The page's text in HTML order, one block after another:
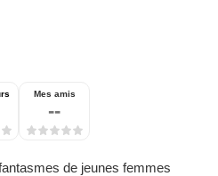
Mes amis
--
de jeunes femmes